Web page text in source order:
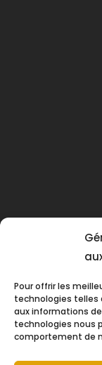
Pour offrir les
technologies telles
aux informations
technologies nous
comportement de